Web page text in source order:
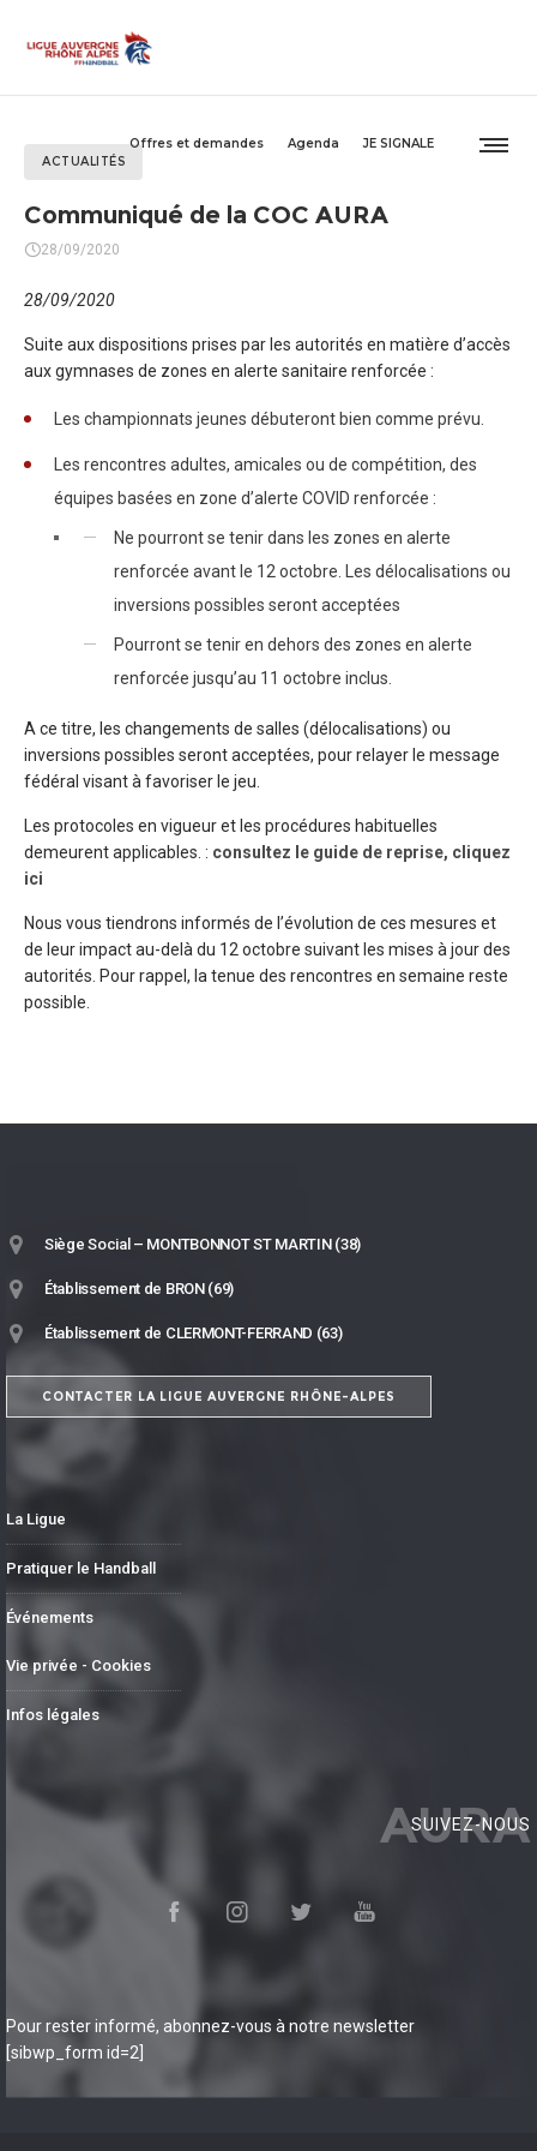
Offres et demandes Agenda
JE SIGNALE
ACTUALITÉS
Communiqué de la COC AURA
28/09/2020
28/09/2020
Suite aux dispositions prises par les autorités en matière d’accès
aux gymnases de zones en alerte sanitaire renforcée :
Les championnats jeunes débuteront bien comme prévu.
Les rencontres adultes, amicales ou de compétition, des
équipes basées en zone d’alerte COVID renforcée :
Ne pourront se tenir dans les zones en alerte
renforcée avant le 12 octobre. Les délocalisations ou
inversions possibles seront acceptées
Pourront se tenir en dehors des zones en alerte
renforcée jusqu’au 11 octobre inclus.
A ce titre, les changements de salles (délocalisations) ou
inversions possibles seront acceptées, pour relayer le message
fédéral visant à favoriser le jeu.
Les protocoles en vigueur et les procédures habituelles
demeurent applicables. : consultez le guide de reprise, cliquez
ici
Nous vous tiendrons informés de l’évolution de ces mesures et
de leur impact au-delà du 12 octobre suivant les mises à jour des
autorités. Pour rappel, la tenue des rencontres en semaine reste
possible.
Siège Social – MONTBONNOT ST MARTIN (38)
Établissement de BRON (69)
Établissement de CLERMONT-FERRAND (63)
CONTACTER LA LIGUE AUVERGNE RHÔNE-ALPES
La Ligue
Pratiquer le Handball
Événements
Vie privée - Cookies
Infos légales
AURA
SUIVEZ-NOUS
Pour rester informé, abonnez-vous à notre newsletter
[sibwp_form id=2]